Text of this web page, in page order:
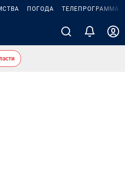
ПОГОДА ТЕЛЕПРОГРАММА